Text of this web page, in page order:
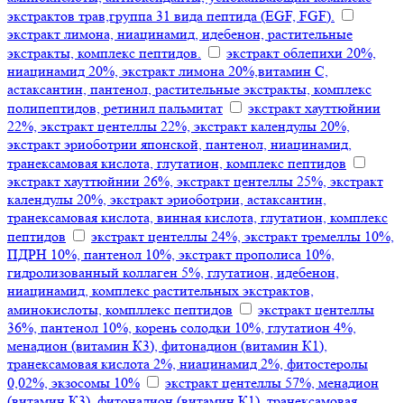
экстрактов трав,группа 31 вида пептида (EGF, FGF).
экстракт лимона, ниацинамид, идебенон, растительные
экстракты, комплекс пептидов.
экстракт облепихи 20%,
ниацинамид 20%, экстракт лимона 20%,витамин С,
астаксантин, пантенол, растительные экстракты, комплекс
полипептидов, ретинил пальмитат
экстракт хауттюйнии
22%, экстракт центеллы 22%, экстракт календулы 20%,
экстракт эриоботрии японской, пантенол, ниацинамид,
транексамовая кислота, глутатион, комплекс пептидов
экстракт хауттюйнии 26%, экстракт центеллы 25%, экстракт
календулы 20%, экстракт эриоботрии, астаксантин,
транексамовая кислота, винная кислота, глутатион, комплекс
пептидов
экстракт центеллы 24%, экстракт тремеллы 10%,
ПДРН 10%, пантенол 10%, экстракт прополиса 10%,
гидролизованный коллаген 5%, глутатион, идебенон,
ниацинамид, комплекс растительных экстрактов,
аминокислоты, компллекс пептидов
экстракт центеллы
36%, пантенол 10%, корень солодки 10%, глутатион 4%,
менадион (витамин К3), фитонадион (витамин К1),
транексамовая кислота 2%, ниацинамид 2%, фитостеролы
0,02%, экзосомы 10%
экстракт центеллы 57%, менадион